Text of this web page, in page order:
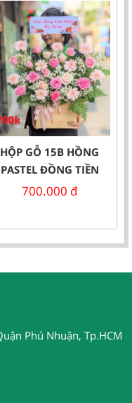
HỘP GỖ 15B HỒNG
PASTEL ĐỒNG TIỀN
700.000 đ
Phú Nhuận, Tp.HCM